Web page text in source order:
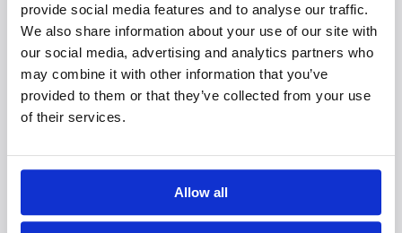
provide social media features and to analyse our traffic.
We also share information about your use of our site with
our social media, advertising and analytics partners who
may combine it with other information that you’ve
provided to them or that they’ve collected from your use
of their services.
Allow all
Datum:
Zaterdag 11 juli
2026
Ochtend:
09.30 – 10.00 uur
inloop in het
ochtendprogramma
Naar de
gezamenlijke